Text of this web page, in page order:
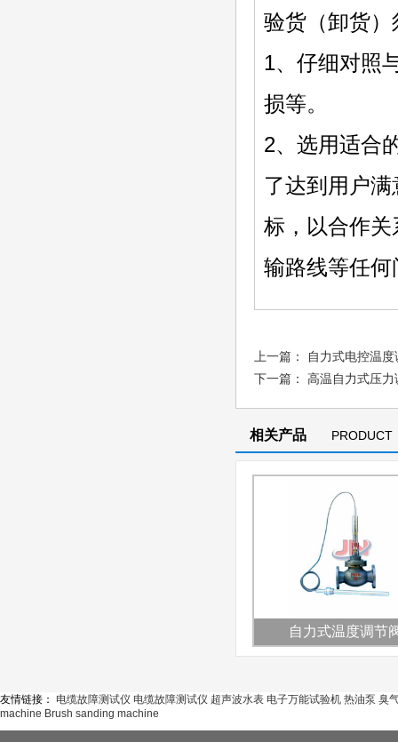
验货（卸货
1、仔细对照
损等。
2、选用适合
了达到用户
标，以合作
输路线等任
上一篇：
自力式电控温度
下一篇： 高温自力式压力
相关产品 PRODUCT
自力式温度调节
友情链接： 电缆故障测试仪 电缆故障测试仪 超声波水表 电子万能试验机 热油泵 臭
machine Brush sanding machine